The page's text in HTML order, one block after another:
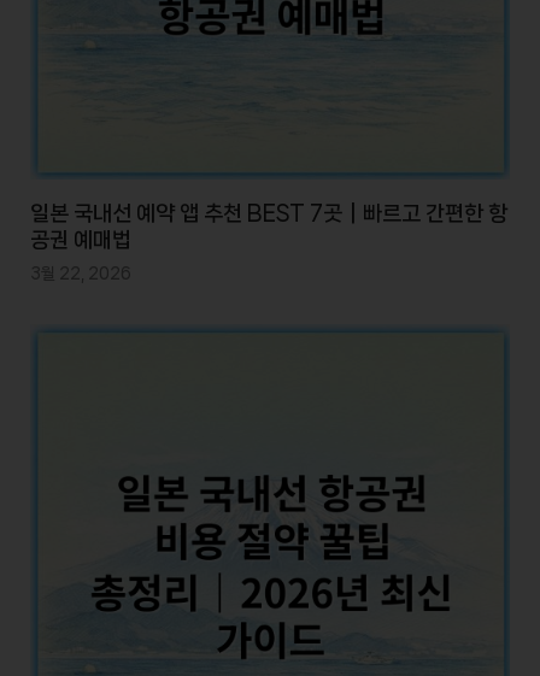
일본 국내선 예약 앱 추천 BEST 7곳｜빠르고 간편한 항
공권 예매법
3월 22, 2026